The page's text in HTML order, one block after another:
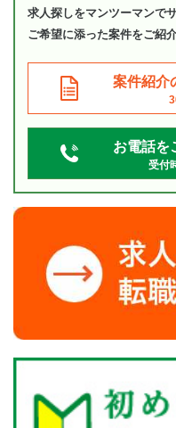
求人探しをマンツーマンで
ご希望に添った案件をご紹
案件紹介
お電話を
受付